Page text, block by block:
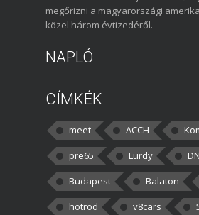
megőrizni a magyarországi
közel három évtizedéről.
NAPLÓ
CÍMKÉK
meet ACCH
pre65
Lurdy
Budapest
Balaton
hotrod
v8cars